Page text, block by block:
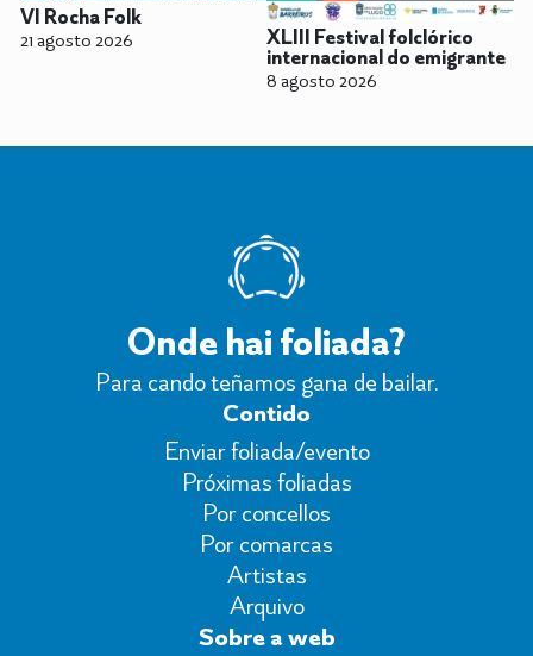
VI Rocha Folk
21 agosto 2026
XLIII Festival folclórico
internacional do emigrante
8 agosto 2026
Onde hai foliada?
Para cando teñamos gana de bailar.
Contido
Enviar foliada/evento
Próximas foliadas
Por concellos
Por comarcas
Artistas
Arquivo
Sobre a web